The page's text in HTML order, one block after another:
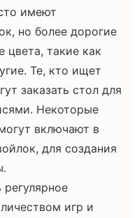
имеют
но более дорогие
цвета, такие как
Те, кто ищет
заказать стол для
Некоторые
включают в
для создания
игр и